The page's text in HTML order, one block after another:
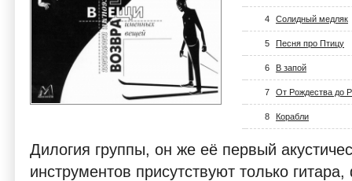
4 Солидный медляк
5 Песня про Птицу
6 В запой
7 От Рождества до
8 Корабли
Дилогия группы, он же её первый
инструментов присутствуют только